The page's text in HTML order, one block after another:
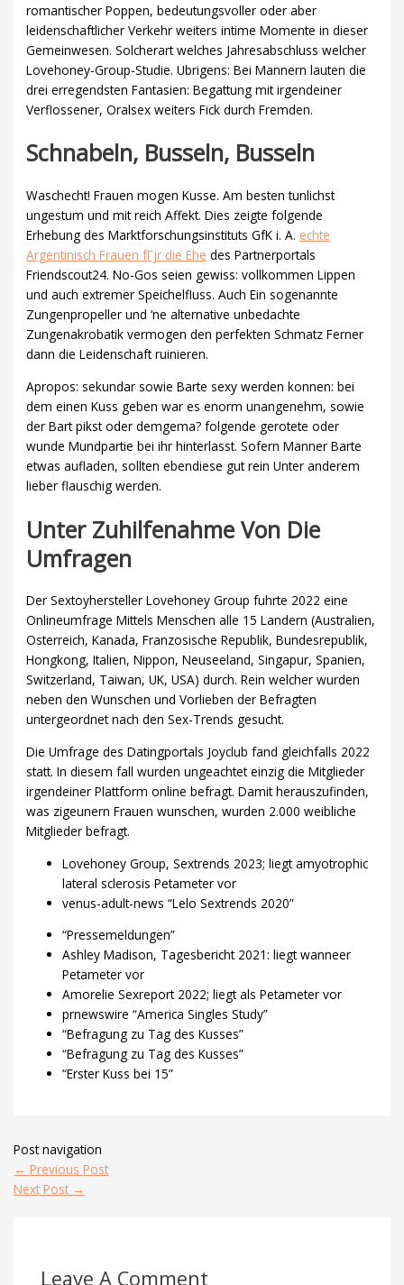
romantischer Poppen, bedeutungsvoller oder aber
leidenschaftlicher Verkehr weiters intime Momente in dieser
Gemeinwesen. Solcherart welches Jahresabschluss welcher
Lovehoney-Group-Studie. Ubrigens: Bei Mannern lauten die
drei erregendsten Fantasien: Begattung mit irgendeiner
Verflossener, Oralsex weiters Fick durch Fremden.
Schnabeln, Busseln, Busseln
Waschecht! Frauen mogen Kusse. Am besten tunlichst
ungestum und mit reich Affekt. Dies zeigte folgende
Erhebung des Marktforschungsinstituts GfK i. A. echte
Argentinisch Frauen fГјr die Ehe des Partnerportals
Friendscout24. No-Gos seien gewiss: vollkommen Lippen
und auch extremer Speichelfluss. Auch Ein sogenannte
Zungenpropeller und ‘ne alternative unbedachte
Zungenakrobatik vermogen den perfekten Schmatz Ferner
dann die Leidenschaft ruinieren.
Apropos: sekundar sowie Barte sexy werden konnen: bei
dem einen Kuss geben war es enorm unangenehm, sowie
der Bart pikst oder demgema? folgende gerotete oder
wunde Mundpartie bei ihr hinterlasst. Sofern Manner Barte
etwas aufladen, sollten ebendiese gut rein Unter anderem
lieber flauschig werden.
Unter Zuhilfenahme Von Die
Umfragen
Der Sextoyhersteller Lovehoney Group fuhrte 2022 eine
Onlineumfrage Mittels Menschen alle 15 Landern (Australien,
Osterreich, Kanada, Franzosische Republik, Bundesrepublik,
Hongkong, Italien, Nippon, Neuseeland, Singapur, Spanien,
Switzerland, Taiwan, UK, USA) durch. Rein welcher wurden
neben den Wunschen und Vorlieben der Befragten
untergeordnet nach den Sex-Trends gesucht.
Die Umfrage des Datingportals Joyclub fand gleichfalls 2022
statt. In diesem fall wurden ungeachtet einzig die Mitglieder
irgendeiner Plattform online befragt. Damit herauszufinden,
was zigeunern Frauen wunschen, wurden 2.000 weibliche
Mitglieder befragt.
Lovehoney Group, Sextrends 2023; liegt amyotrophic
lateral sclerosis Petameter vor
venus-adult-news “Lelo Sextrends 2020”
“Pressemeldungen”
Ashley Madison, Tagesbericht 2021: liegt wanneer
Petameter vor
Amorelie Sexreport 2022; liegt als Petameter vor
prnewswire “America Singles Study”
“Befragung zu Tag des Kusses”
“Befragung zu Tag des Kusses”
“Erster Kuss bei 15”
Post navigation
← Previous Post
Next Post →
Leave A Comment